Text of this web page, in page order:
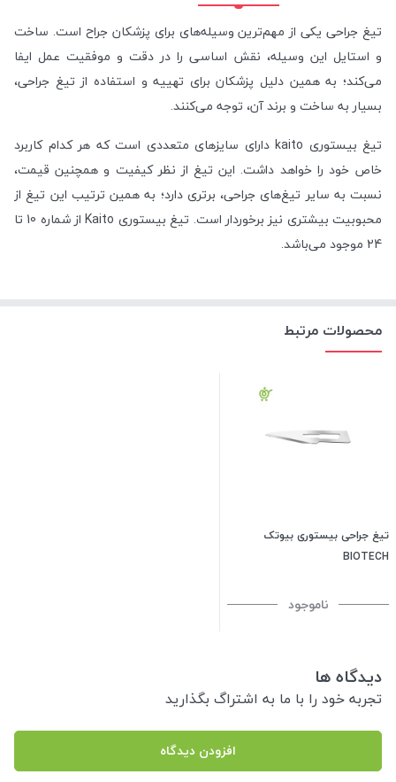
تیغ جراحی یکی از مهم‌ترین وسیله‌های برای پزشکان جراح است. ساخت
و استایل این وسیله، نقش اساسی را در دقت و موفقیت عمل ایفا
می‌کند؛ به همین دلیل پزشکان برای تهییه و استفاده از تیغ جراحی،
بسیار به ساخت و برند آن، توجه می‌کنند.
تیغ بیستوری kaito دارای سایز‌های متعددی است که هر کدام کاربرد
خاص خود را خواهد داشت. این تیغ از نظر کیفیت و همچنین قیمت،
نسبت به سایر تیغ‌های جراحی، برتری دارد؛ به همین ترتیب این تیغ از
محبوبیت بیشتری نیز برخوردار است. تیغ بیستوری Kaito از شماره 10 تا
24 موجود می‌باشد.
محصولات مرتبط
تیغ جراحی بیستوری بیوتک
BIOTECH
ناموجود
دیدگاه ها
تجربه خود را با ما به اشتراگ بگذارید
افزودن دیدگاه